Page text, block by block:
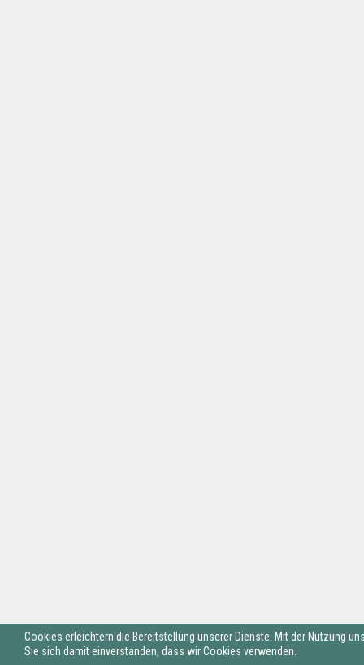
Cookies erleichtern die Bereitstellung unserer Dienste. Mit der Nutzung
Sie sich damit einverstanden, dass wir Cookies verwenden.